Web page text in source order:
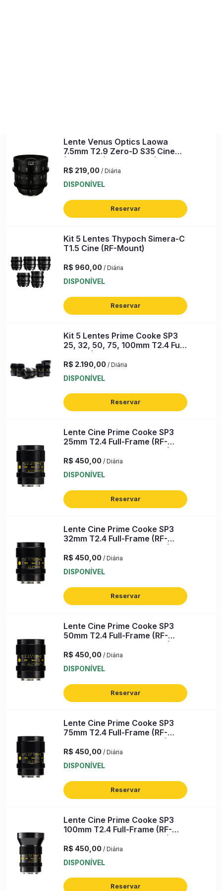
Lente Venus Optics Laowa
7.5mm T2.9 Zero-D S35 Cine
R$ 219,00 / Diária
DISPONÍVEL
Reservar
Kit 5 Lentes Thypoch Simera-C
T1.5 Cine (RF-Mount)
R$ 960,00 / Diária
DISPONÍVEL
Reservar
Kit 5 Lentes Prime Cooke SP3
25, 32, 50, 75, 100mm T2.4 Full-
Frame (RF-Mount)
R$ 2.190,00 / Diária
DISPONÍVEL
Reservar
Lente Cine Prime Cooke SP3
25mm T2.4 Full-Frame (RF-
R$ 450,00 / Diária
DISPONÍVEL
Reservar
Lente Cine Prime Cooke SP3
32mm T2.4 Full-Frame (RF-
R$ 450,00 / Diária
DISPONÍVEL
Reservar
Lente Cine Prime Cooke SP3
50mm T2.4 Full-Frame (RF-
Mount) (s/n: CS050 00786)
R$ 450,00 / Diária
DISPONÍVEL
Reservar
Lente Cine Prime Cooke SP3
75mm T2.4 Full-Frame (RF-
Mount) (s/n: CS075 00751)
R$ 450,00 / Diária
DISPONÍVEL
Reservar
Lente Cine Prime Cooke SP3
100mm T2.4 Full-Frame (RF-
Mount) (s/n: CS100 00699)
R$ 450,00 / Diária
DISPONÍVEL
Reservar